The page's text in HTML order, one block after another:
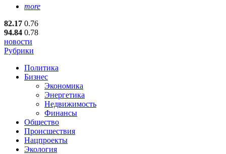
more
82.17 0.76
94.84 0.78
новости
Рубрики
Политика
Бизнес
Экономика
Энергетика
Недвижимость
Финансы
Общество
Происшествия
Нацпроекты
Экология